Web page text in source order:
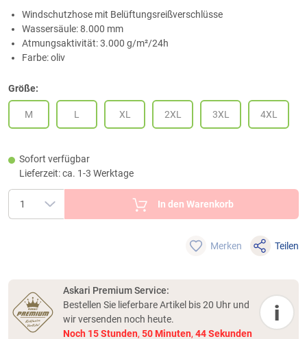
Windschutzhose mit Belüftungsreißverschlüsse
Wassersäule: 8.000 mm
Atmungsaktivität: 3.000 g/m²/24h
Farbe: oliv
Größe:
M L XL 2XL 3XL 4XL
Sofort verfügbar
Lieferzeit: ca. 1-3 Werktage
In den Warenkorb
Merken Teilen
Askari Premium Service:
Bestellen Sie lieferbare Artikel bis 20 Uhr und
wir versenden noch heute.
Noch 15Stunden, 50 Minuten, 44Sekunden
i